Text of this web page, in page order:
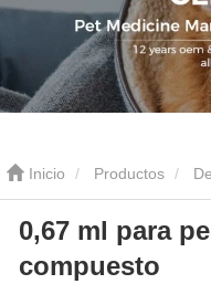
Inicio Productos
antiparasitarias para
fipronil compuesto
0,67 ml para
compuesto